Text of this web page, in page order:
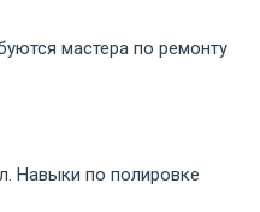
мастера по ремонту
Навыки по полировке